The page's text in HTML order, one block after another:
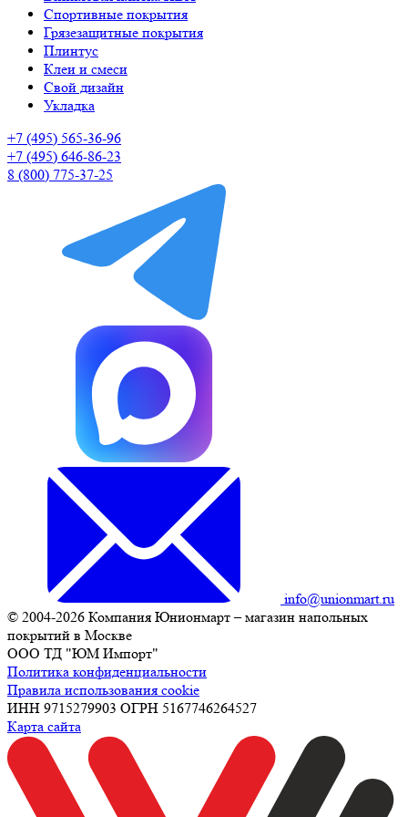
Спортивные покрытия
Грязезащитные покрытия
Плинтус
Клеи и смеси
Свой дизайн
Укладка
+7 (495) 565-36-96
+7 (495) 646-86-23
8 (800) 775-37-25
info@unionmart.ru
© 2004-2026 Компания Юнионмарт – магазин напольных
покрытий в Москве
ООО ТД "ЮМ Импорт"
Политика конфиденциальности
Правила использования cookie
ИНН 9715279903 ОГРН 5167746264527
Карта сайта